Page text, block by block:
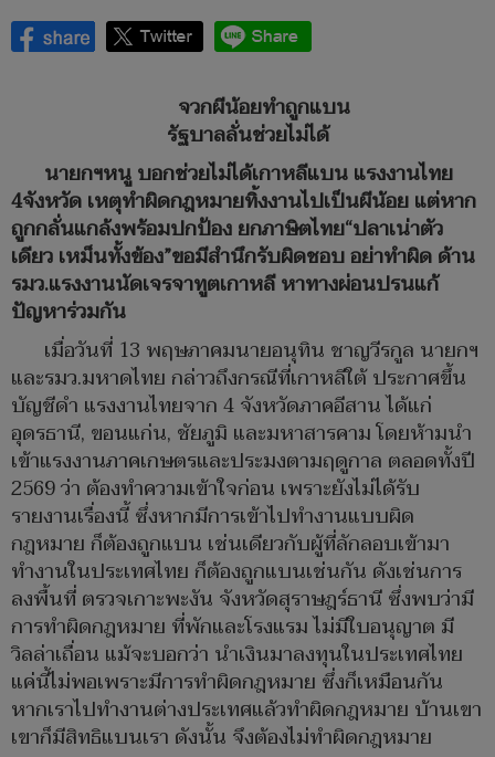
จวกผีน้อยทำถูกแบน
รัฐบาลลั่นช่วยไม่ได้
นายกฯหนู บอกช่วยไม่ได้เกาหลีแบน แรงงานไทย
4จังหวัด เหตุทำผิดกฎหมายทิ้งงานไปเป็นผีน้อย แต่หาก
ถูกกลั่นแกล้งพร้อมปกป้อง ยกภาษิตไทย“ปลาเน่าตัว
เดียว เหม็นทั้งข้อง”ขอมีสำนึกรับผิดชอบ อย่าทำผิด ด้าน
รมว.แรงงานนัดเจรจาทูตเกาหลี หาทางผ่อนปรนแก้
ปัญหาร่วมกัน
เมื่อวันที่ 13 พฤษภาคมนายอนุทิน ชาญวีรกูล นายกฯ
และรมว.มหาดไทย กล่าวถึงกรณีที่เกาหลีใต้ ประกาศขึ้น
บัญชีดำ แรงงานไทยจาก 4 จังหวัดภาคอีสาน ได้แก่
อุดรธานี, ขอนแก่น, ชัยภูมิ และมหาสารคาม โดยห้ามนำ
เข้าแรงงานภาคเกษตรและประมงตามฤดูกาล ตลอดทั้งปี
2569 ว่า ต้องทำความเข้าใจก่อน เพราะยังไม่ได้รับ
รายงานเรื่องนี้ ซึ่งหากมีการเข้าไปทำงานแบบผิด
กฎหมาย ก็ต้องถูกแบน เช่นเดียวกับผู้ที่ลักลอบเข้ามา
ทำงานในประเทศไทย ก็ต้องถูกแบนเช่นกัน ดังเช่นการ
ลงพื้นที่ ตรวจเกาะพะงัน จังหวัดสุราษฎร์ธานี ซึ่งพบว่ามี
การทำผิดกฎหมาย ที่พักและโรงแรม ไม่มีใบอนุญาต มี
วิลล่าเถื่อน แม้จะบอกว่า นำเงินมาลงทุนในประเทศไทย
แค่นี้ไม่พอเพราะมีการทำผิดกฎหมาย ซึ่งก็เหมือนกัน
หากเราไปทำงานต่างประเทศแล้วทำผิดกฎหมาย บ้านเขา
เขาก็มีสิทธิแบนเรา ดังนั้น จึงต้องไม่ทำผิดกฎหมาย